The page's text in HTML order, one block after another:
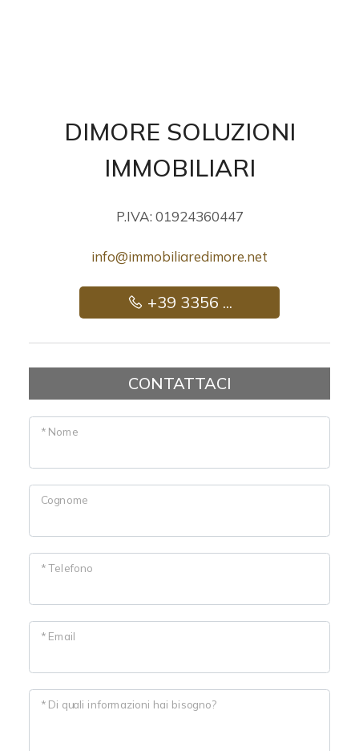
DIMORE SOLUZIONI
IMMOBILIARI
P.IVA: 01924360447
info@immobiliaredimore.net
+39 3356 ...
CONTATTACI
* Nome
Cognome
* Telefono
* Email
* Di quali informazioni hai bisogno?